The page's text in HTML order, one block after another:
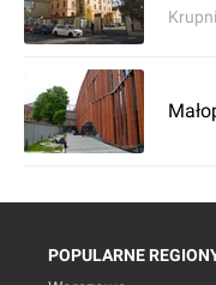
POPULARNE